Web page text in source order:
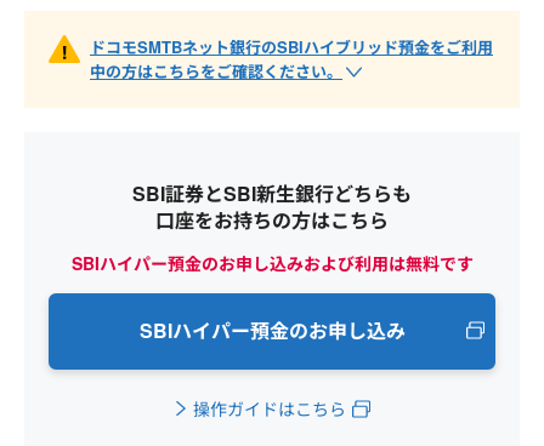
ドコモSMTBネット銀行のSBIハイブリッド預金をご利用
中の方はこちらをご確認ください。
SBI証券とSBI新生銀行どちらも
口座をお持ちの方はこちら
SBIハイパー預金のお申し込みおよび利用は無料です
SBIハイパー預金のお申し込み
操作ガイドはこちら